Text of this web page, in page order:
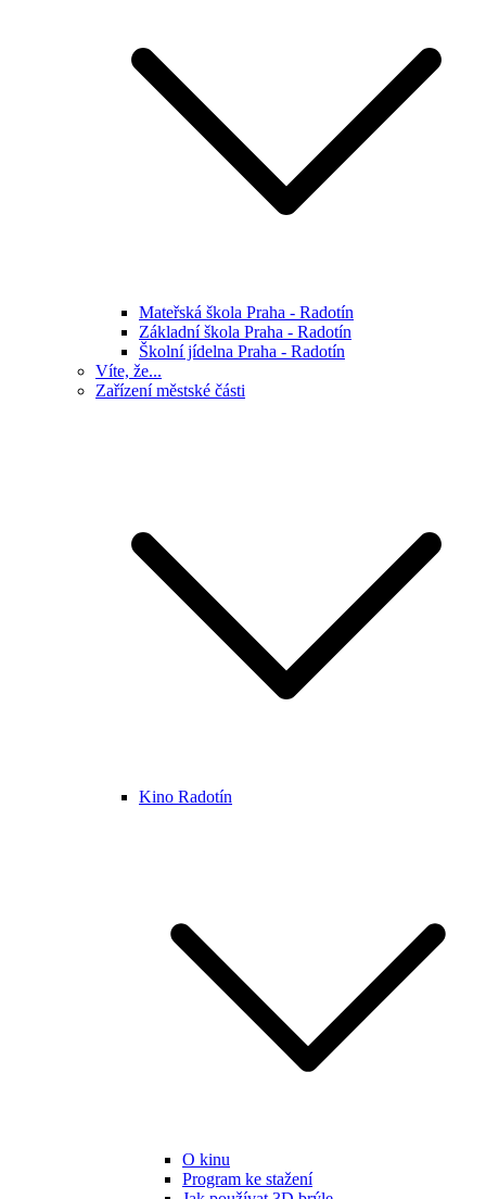
Mateřská škola Praha - Radotín
Základní škola Praha - Radotín
Školní jídelna Praha - Radotín
Víte, že...
Zařízení městské části
Kino Radotín
O kinu
Program ke stažení